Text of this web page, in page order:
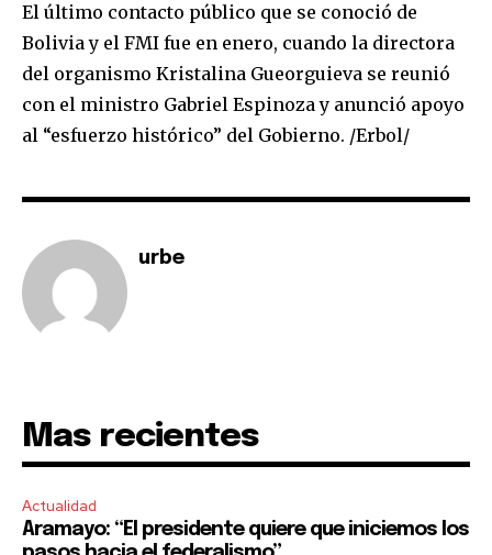
SUBSCRIBERS and be part of the
conversation.
To subscribe, simply enter your email address on our website
or click the subscribe button below. Don't worry, we respect
your privacy and won't spam your inbox. Your information is
El último contacto público que se conoció de
Bolivia y el FMI fue en enero, cuando la directora
del organismo Kristalina Gueorguieva se reunió
con el ministro Gabriel Espinoza y anunció apoyo
al “esfuerzo histórico” del Gobierno. /Erbol/
urbe
Mas recientes
Actualidad
Aramayo: “El presidente quiere que iniciemos los